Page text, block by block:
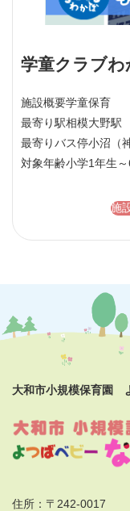
学童クラブわ
施設概要学童保育
最寄り駅相模大野駅
最寄りバス停小沼（
対象年齢小学1年生
施
大和市小規模保育園
住所：〒242-0017